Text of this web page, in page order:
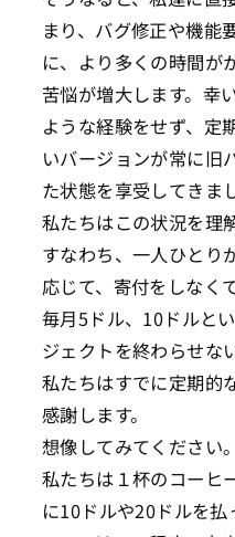
まり、バグ修正や機能
に、より多くの時間が
苦悩が増大します。幸
ような経験をせず、定
いバージョンが常に旧
た状態を享受してきま
私たちはこの状況を理
すなわち、一人ひとり
応じて、寄付をしなく
毎月5ドル、10ドルと
ジェクトを終わらせな
私たちはすでに定期的
感謝します。
想像してみてください。
私たちは１杯のコーヒ
に10ドルや20ドルを払